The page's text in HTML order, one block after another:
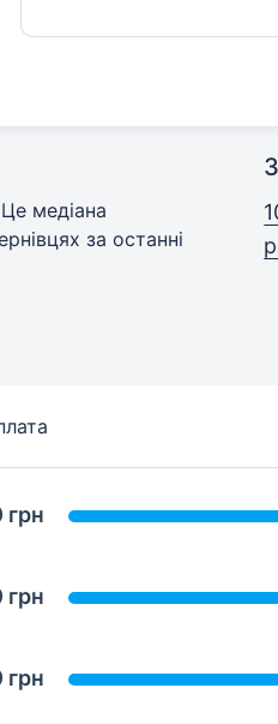
медіана
за останні
грн
грн
грн